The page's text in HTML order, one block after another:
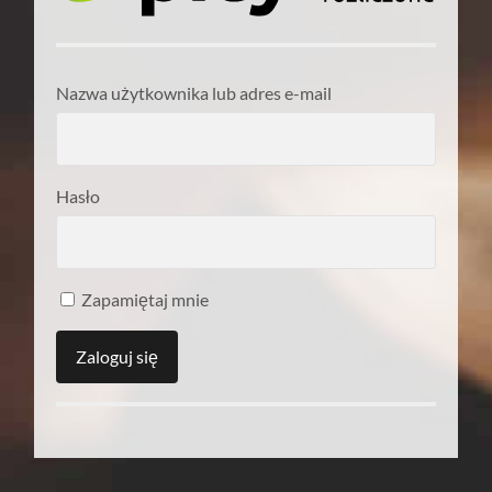
Nazwa użytkownika lub adres e-mail
Hasło
Zapamiętaj mnie